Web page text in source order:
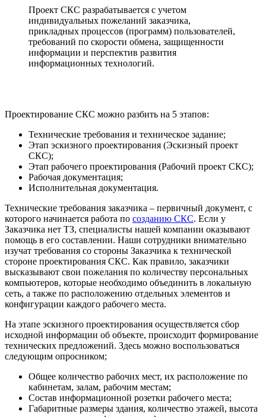
Проект СКС разрабатывается с учетом
индивидуальных пожеланий заказчика,
прикладных процессов (программ) пользователей,
требований по скорости обмена, защищенности
информации и перспектив развития
информационных технологий.
Проектирование СКС можно разбить на 5 этапов:
Технические требования и техническое задание;
Этап эскизного проектирования (Эскизный проект
СКС);
Этап рабочего проектирования (Рабочий проект СКС);
Рабочая документация;
Исполнительная документация.
Технические требования заказчика – первичный документ, с
которого начинается работа по созданию СКС. Если у
Заказчика нет ТЗ, специалисты нашей компании оказывают
помощь в его составлении. Наши сотрудники внимательно
изучат требования со стороны Заказчика к технической
стороне проектирования СКС. Как правило, заказчики
высказывают свои пожелания по количеству персональных
компьютеров, которые необходимо объединить в локальную
сеть, а также по расположению отдельных элементов и
конфигурации каждого рабочего места.
На этапе эскизного проектирования осуществляется сбор
исходной информации об объекте, происходит формирование
технических предложений. Здесь можно воспользоваться
следующим опросником;
Общее количество рабочих мест, их расположение по
кабинетам, залам, рабочим местам;
Состав информационной розетки рабочего места;
Габаритные размеры здания, количество этажей, высота